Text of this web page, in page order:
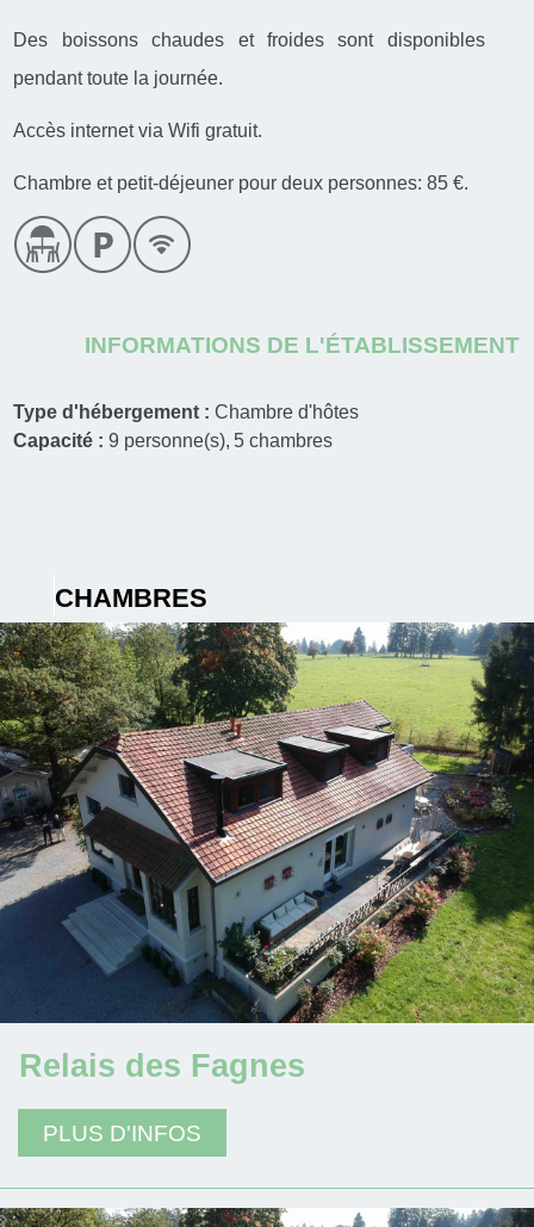
Des boissons chaudes et froides sont disponibles
pendant toute la journée.
Accès internet via Wifi gratuit.
Chambre et petit-déjeuner pour deux personnes: 85 €.
INFORMATIONS DE L'ÉTABLISSEMENT
Type d'hébergement :Chambre d'hôtes
Capacité :9 personne(s) 5 chambres
CHAMBRES
Relais des Fagnes
PLUS D'INFOS